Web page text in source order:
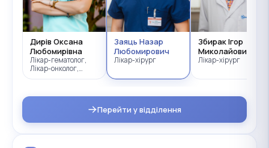
Дирів Оксана
Любомирівна
Лікар-гематолог,
Лікар-онколог,
Лікар-хірург
Заяць Назар
Любомирович
Лікар-хірург
Збирак Ігор
Миколайович
Лікар-хірург
Перейти у відділення